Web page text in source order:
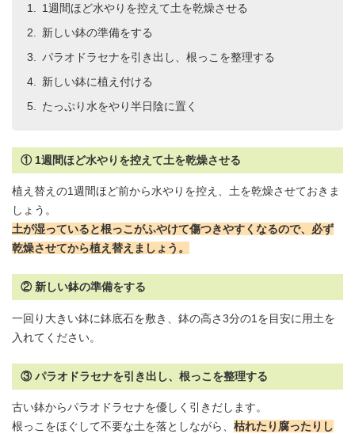
1週間ほど水やりを控えて土を乾燥させる
新しい鉢の準備をする
パラオドラセナを引き出し、根っこを整理する
新しい鉢に植え付ける
たっぷり水をやり半日陰に置く
① 1週間ほど水やりを控えて土を乾燥させる
植え替えの1週間ほど前から水やりを控え、土を乾燥させておきま
しょう。
土が湿っていると根っこがふやけて傷つきやすくなるので、必ず
乾燥させてから植え替えましょう。
② 新しい鉢の準備をする
一回り大きい鉢に鉢底石を敷き、鉢の高さ3分の1を目安に 用土を
入れてください。
③ パラオドラセナを引き出し、根っこを整理する
古い鉢からパラオドラセナを優しく引きだします。
根っこをほぐして不要な土を落としながら、 枯れたり腐ったりし